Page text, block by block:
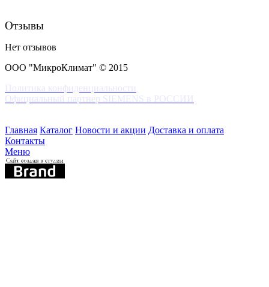
Отзывы
Нет отзывов
ООО "МикроКлимат" © 2015
Политика конфиденциальности
Официальный партнер SIEMENS в РОССИИ
Главная Каталог Новости и акции Доставка и оплата
Контакты
Меню